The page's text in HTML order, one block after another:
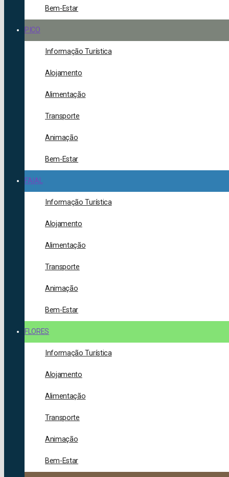
Bem-Estar
PICO
Informação Turística
Alojamento
Alimentação
Transporte
Animação
Bem-Estar
FAIAL
Informação Turística
Alojamento
Alimentação
Transporte
Animação
Bem-Estar
FLORES
Informação Turística
Alojamento
Alimentação
Transporte
Animação
Bem-Estar